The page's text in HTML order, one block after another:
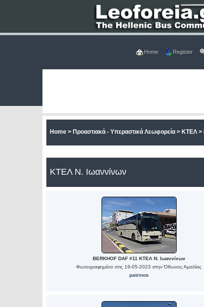
Home Register
Home > Προαστιακά - Υπεραστικά Λεωφορεία > ΚΤΕΛ >
ΚΤΕΛ Ν. Ιωαννίνων
BERKHOF DAF #11 ΚΤΕΛ Ν. Ιωαννίνων
Φωτογραφημένο στις 19-05-2023 στην Όθωνος Αμαλίας
patrinos